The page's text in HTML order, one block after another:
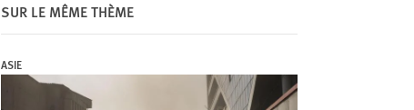
SUR LE MÊME THÈME
ASIE